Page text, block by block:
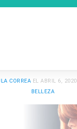
CORREA ELABRIL 6, 2020
BELLEZA